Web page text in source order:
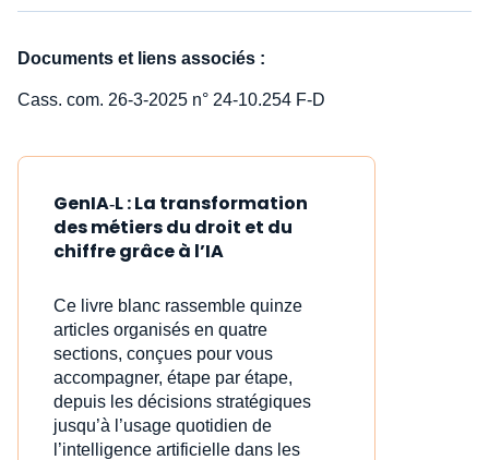
Documents et liens associés :
Cass. com. 26-3-2025 n° 24-10.254 F-D
GenIA‑L : La transformation
des métiers du droit et du
chiffre grâce à l’IA
Ce livre blanc rassemble quinze
articles organisés en quatre
sections, conçues pour vous
accompagner, étape par étape,
depuis les décisions stratégiques
jusqu’à l’usage quotidien de
l’intelligence artificielle dans les